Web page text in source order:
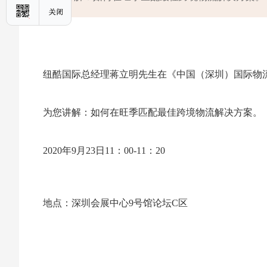
纽酷国际总经理蒋立明先生在《中国（深圳）国际物
为您讲解：如何在旺季匹配最佳跨境物流解决方案。
2020年9月23日11：00-11：20
地点：深圳会展中心9号馆论坛C区